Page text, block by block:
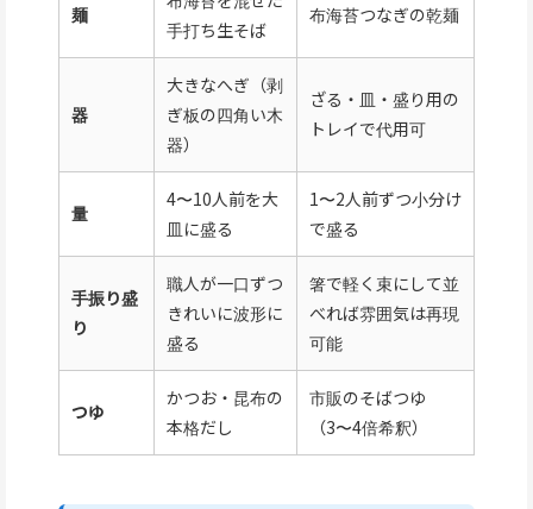
麺
手打ち生そば
布海苔つなぎの乾麺
器
大きなへぎ（剥
ぎ板の四角い木
器）
ざる・皿・盛り用の
トレイで代用可
量
4〜10人前を大
皿に盛る
1〜2人前ずつ小分け
で盛る
手振り盛
り
職人が一口ずつ
きれいに波形に
盛る
箸で軽く束にして並
べれば雰囲気は再現
可能
つゆ
かつお・昆布の
本格だし
市販のそばつゆ
（3〜4倍希釈）